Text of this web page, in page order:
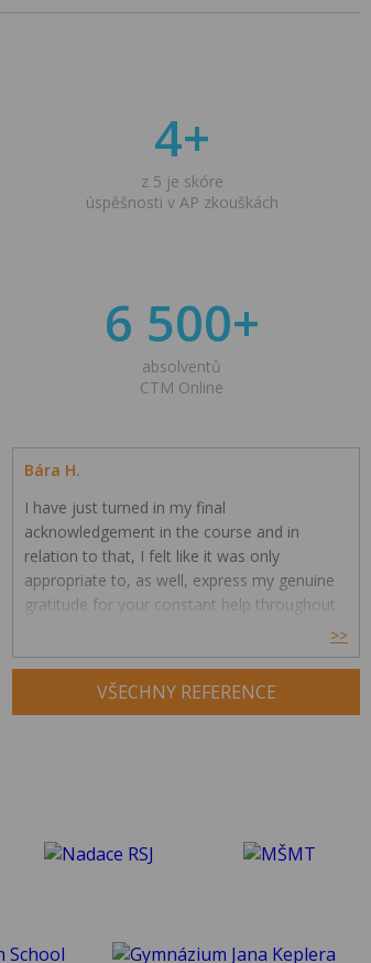
4+
z 5 je skóre
úspěšnosti v AP zkouškách
6 500+
absolventů
CTM Online
Bára H.
I have just turned in my final
acknowledgement in the course and in
relation to that, I felt like it was only
appropriate to, as well, express my genuine
gratitude for your constant help throughout
Your feedback and advice have had a great
impact on my understanding and enjoyment
>>
VŠECHNY REFERENCE